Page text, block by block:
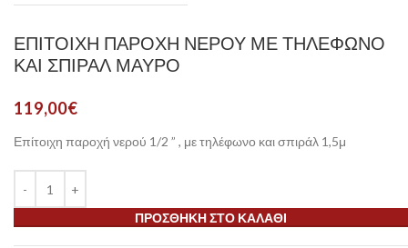
ΕΠΊΤΟΙΧΗ ΠΑΡΟΧΉ ΝΕΡΟΎ ΜΕ ΤΗΛΈΦΩΝΟ
ΚΑΙ ΣΠΙΡΆΛ ΜΑΥΡΟ
119,00€
Επίτοιχη παροχή νερού 1/2 ” , με τηλέφωνο και σπιράλ 1,5μ
ΠΡΟΣΘΉΚΗ ΣΤΟ ΚΑΛΆΘΙ